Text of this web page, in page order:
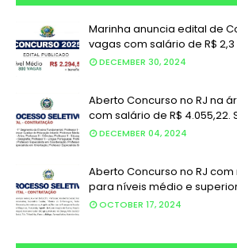
Marinha anuncia edital de
vagas com salário de R$
DECEMBER 30, 2024
Aberto Concurso no RJ na
com salário de R$ 4.055,22.
DECEMBER 04, 2024
Aberto Concurso no RJ com
para níveis médio e
OCTOBER 17, 2024